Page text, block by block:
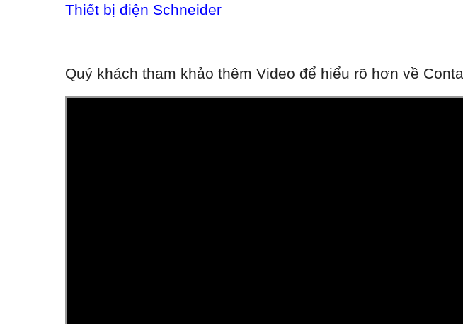
Thiết bị điện Schneider
Quý khách tham khảo thêm Video để hiểu rõ hơn về